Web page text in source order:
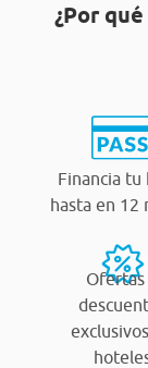
¿Por
Financia tu
hasta en 12
Ofertas